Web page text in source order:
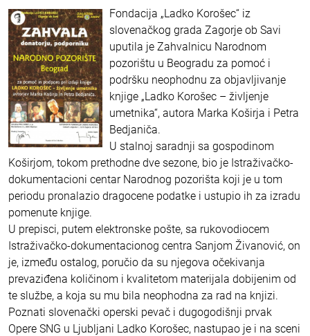
Fondacija „Ladko Korošec“ iz
slovenačkog grada Zagorje ob Savi
uputila je Zahvalnicu Narodnom
pozorištu u Beogradu za pomoć i
podršku neophodnu za objavljivanje
knjige „Ladko Korošec – življenje
umetnika“, autora Marka Koširja i Petra
Bedjaniča.
U stalnoj saradnji sa gospodinom
Koširjom, tokom prethodne dve sezone, bio je Istraživačko-
dokumentacioni centar Narodnog pozorišta koji je u tom
periodu pronalazio dragocene podatke i ustupio ih za izradu
pomenute knjige.
U prepisci, putem elektronske pošte, sa rukovodiocem
Istraživačko-dokumentacionog centra Sanjom Živanović, on
je, između ostalog, poručio da su njegova očekivanja
prevaziđena količinom i kvalitetom materijala dobijenim od
te službe, a koja su mu bila neophodna za rad na knjizi.
Poznati slovenački operski pevač i dugogodišnji prvak
Opere SNG u Ljubljani Ladko Korošec, nastupao je i na sceni